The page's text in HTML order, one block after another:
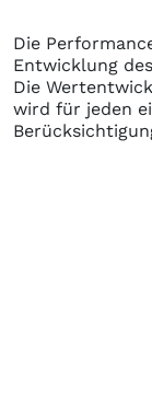
Die
Entwicklung
Die
wird für jeden